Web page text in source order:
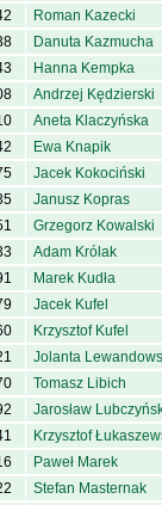
Roman Kazecki
Danuta Kazmucha
Hanna Kempka
Andrzej Kędzierski
Aneta Klaczyńska
Ewa Knapik
Jacek Kokociński
Janusz Kopras
Grzegorz Kowalski
Adam Królak
Marek Kudła
Jacek Kufel
Krzysztof Kufel
Jolanta
Tomasz Libich
Jarosław
Krzysztof
Paweł Marek
Stefan Masternak